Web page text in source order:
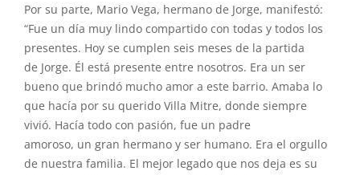
Por su parte, Mario Vega, hermano de Jorge, manifestó:
“Fue un día muy lindo compartido con todas y todos los
presentes. Hoy se cumplen seis meses de la partida
de Jorge. Él está presente entre nosotros. Era un ser
bueno que brindó mucho amor a este barrio. Amaba lo
que hacía por su querido Villa Mitre, donde siempre
vivió. Hacía todo con pasión, fue un padre
amoroso, un gran hermano y ser humano. Era el orgullo
de nuestra familia. El mejor legado que nos deja es su